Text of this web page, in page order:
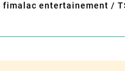
fimalac entertainement /